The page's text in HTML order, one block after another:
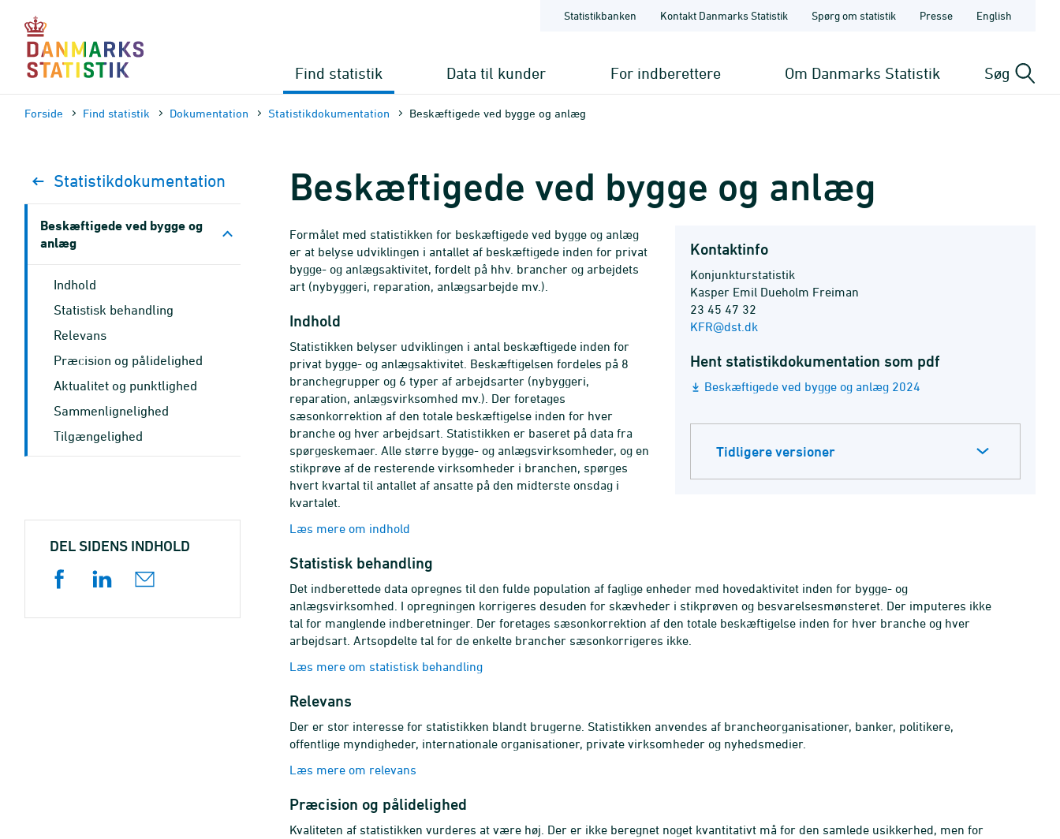
sidens
indhold
Statistikbanken Kontakt Danmarks Statistik Spørg om statistik Presse English
Find statistik Data til kunder For indberettere Om Danmarks Statistik Søg
Forside Find statistik Dokumen­tation Statistik­dokument­ation Beskæftigede ved bygge og anlæg
Beskæftigede ved bygge og anlæg
Kontaktinfo
Konjunkturstatistik
Kasper Emil Dueholm Freiman
23 45 47 32
KFR@dst.dk
Hent statistikdokumentation som pdf
Beskæftigede ved bygge og anlæg 2024
Tidligere versioner
Formålet med statistikken for beskæftigede ved bygge og anlæg
er at belyse udviklingen i antallet af beskæftigede inden for privat
bygge- og anlægsaktivitet, fordelt på hhv. brancher og arbejdets
art (nybyggeri, reparation, anlægsarbejde mv.).
Indhold
Statistikken belyser udviklingen i antal beskæftigede inden for
privat bygge- og anlægsaktivitet. Beskæftigelsen fordeles på 8
branchegrupper og 6 typer af arbejdsarter (nybyggeri,
reparation, anlægsvirksomhed mv.). Der foretages
sæsonkorrektion af den totale beskæftigelse inden for hver
branche og hver arbejdsart. Statistikken er baseret på data fra
spørgeskemaer. Alle større bygge- og anlægsvirksomheder, og en
stikprøve af de resterende virksomheder i branchen, spørges
hvert kvartal til antallet af ansatte på den midterste onsdag i
kvartalet.
Læs mere om indhold
Statistisk behandling
Det indberettede data opregnes til den fulde population af faglige enheder med hovedaktivitet inden for bygge- og
anlægsvirksomhed. I opregningen korrigeres desuden for skævheder i stikprøven og besvarelsesmønsteret. Der imputeres ikke
tal for manglende indberetninger. Der foretages sæsonkorrektion af den totale beskæftigelse inden for hver branche og hver
arbejdsart. Artsopdelte tal for de enkelte brancher sæsonkorrigeres ikke.
Læs mere om statistisk behandling
Relevans
Der er stor interesse for statistikken blandt brugerne. Statistikken anvendes af brancheorganisationer, banker, politikere,
offentlige myndigheder, internationale organisationer, private virksomheder og nyhedsmedier.
Læs mere om relevans
Præcision og pålidelighed
Kvaliteten af statistikken vurderes at være høj. Der er ikke beregnet noget kvantitativt må for den samlede usikkerhed, men for
Statistik­dokument­ation
Beskæftigede ved bygge og
anlæg
Indhold
Statistisk behandling
Relevans
Præcision og pålidelighed
Aktualitet og punktlighed
Sammenlignelighed
Tilgængelighed
DEL SIDENS INDHOLD